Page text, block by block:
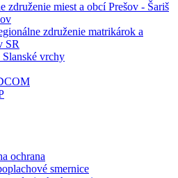
združenie miest a obcí Prešov - Šariš
združenie matrikárok a
SR
Slanské vrchy
ochrana
smernice